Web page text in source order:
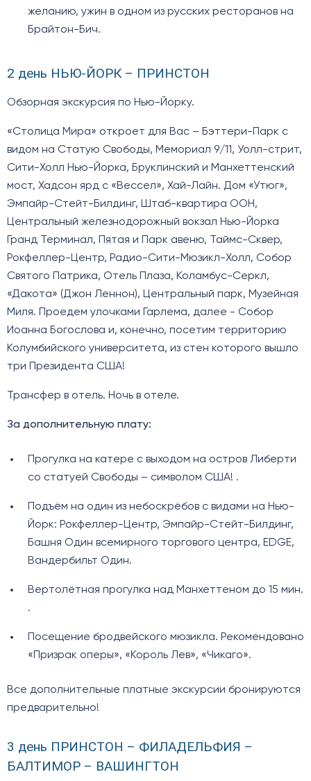
желанию, ужин в одном из русских ресторанов на
Брайтон-Бич.
2 день НЬЮ-ЙОРК – ПРИНСТОН
Обзорная экскурсия по Нью-Йорку.
«Столица Мира» откроет для Вас – Бэттери-Парк с
видом на Статую Свободы, Мемориал 9/11, Уолл-стрит,
Сити-Холл Нью-Йорка, Бруклинский и Манхеттенский
мост, Хадсон ярд с «Вессел», Хай-Лайн. Дом «Утюг»,
Эмпайр-Стейт-Билдинг, Штаб-квартира ООН,
Центральный железнодорожный вокзал Нью-Йорка
Гранд Терминал, Пятая и Парк авеню, Таймс-Сквер,
Рокфеллер-Центр, Радио-Сити-Мюзикл-Холл, Собор
Святого Патрика, Отель Плаза, Коламбус-Серкл,
«Дакота» (Джон Леннон), Центральный парк, Музейная
Миля. Проедем улочками Гарлема, далее - Собор
Иоанна Богослова и, конечно, посетим территорию
Колумбийского университета, из стен которого вышло
три Президента США!
Трансфер в отель. Ночь в отеле.
За дополнительную плату:
Прогулка на катере с выходом на остров Либерти
со статуей Свободы – символом США! .
Подъём на один из небоскрёбов с видами на Нью-
Йорк: Рокфеллер-Центр, Эмпайр-Стейт-Билдинг,
Башня Один всемирного торгового центра, EDGE,
Вандербильт Один.
Вертолётная прогулка над Манхеттеном до 15 мин.
.
Посещение бродвейского мюзикла. Рекомендовано
«Призрак оперы», «Король Лев», «Чикаго».
Все дополнительные платные экскурсии бронируются
предварительно!
3 день ПРИНСТОН – ФИЛАДЕЛЬФИЯ –
БАЛТИМОР – ВАШИНГТОН